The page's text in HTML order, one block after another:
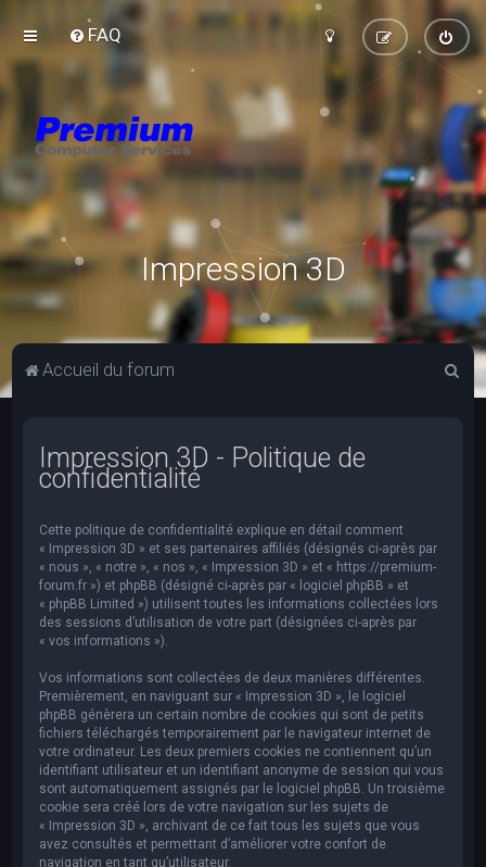
FAQ
Impression 3D
Accueil du forum
Impression 3D - Politique de
confidentialité
Cette politique de confidentialité explique en détail comment
« Impression 3D » et ses partenaires affiliés (désignés ci-après par
« nous », « notre », « nos », « Impression 3D » et « https://premium-
forum.fr ») et phpBB (désigné ci-après par « logiciel phpBB » et
« phpBB Limited ») utilisent toutes les informations collectées lors
des sessions d’utilisation de votre part (désignées ci-après par
« vos informations »).
Vos informations sont collectées de deux manières différentes.
Premièrement, en naviguant sur « Impression 3D », le logiciel
phpBB génèrera un certain nombre de cookies qui sont de petits
fichiers téléchargés temporairement par le navigateur internet de
votre ordinateur. Les deux premiers cookies ne contiennent qu’un
identifiant utilisateur et un identifiant anonyme de session qui vous
sont automatiquement assignés par le logiciel phpBB. Un troisième
cookie sera créé lors de votre navigation sur les sujets de
« Impression 3D », archivant de ce fait tous les sujets que vous
avez consultés et permettant d’améliorer votre confort de
navigation en tant qu’utilisateur.